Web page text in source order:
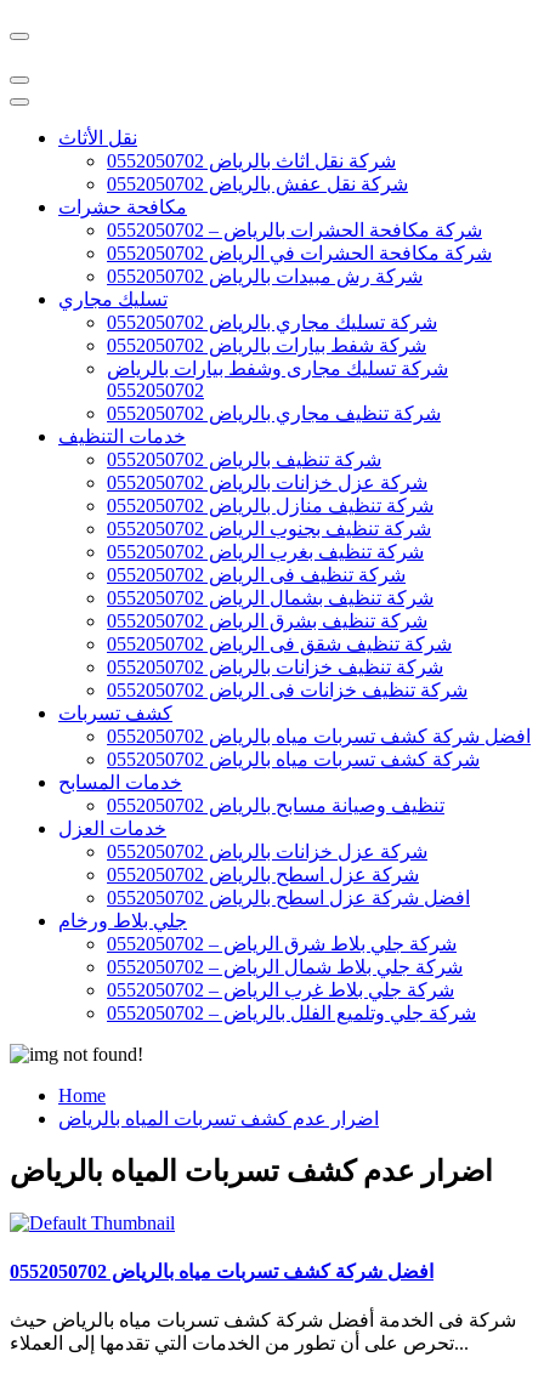
نقل الأثاث
شركة نقل اثاث بالرياض 0552050702
شركة نقل عفش بالرياض 0552050702
مكافحة حشرات
شركة مكافحة الحشرات بالرياض – 0552050702
شركة مكافحة الحشرات في الرياض 0552050702
شركة رش مبيدات بالرياض 0552050702
تسليك مجاري
شركة تسليك مجاري بالرياض 0552050702
شركة شفط بيارات بالرياض 0552050702
شركة تسليك مجارى وشفط بيارات بالرياض
0552050702
شركة تنظيف مجاري بالرياض 0552050702
خدمات التنظيف
شركة تنظيف بالرياض 0552050702
شركة عزل خزانات بالرياض 0552050702
شركة تنظيف منازل بالرياض 0552050702
شركة تنظيف بجنوب الرياض 0552050702
شركة تنظيف بغرب الرياض 0552050702
شركة تنظيف فى الرياض 0552050702
شركة تنظيف بشمال الرياض 0552050702
شركة تنظيف بشرق الرياض 0552050702
شركة تنظيف شقق فى الرياض 0552050702
شركة تنظيف خزانات بالرياض 0552050702
شركة تنظيف خزانات فى الرياض 0552050702
كشف تسربات
افضل شركة كشف تسربات مياه بالرياض 0552050702
شركة كشف تسربات مياه بالرياض 0552050702
خدمات المسابح
تنظيف وصيانة مسابح بالرياض 0552050702
خدمات العزل
شركة عزل خزانات بالرياض 0552050702
شركة عزل اسطح بالرياض 0552050702
افضل شركة عزل اسطح بالرياض 0552050702
جلي بلاط ورخام
شركة جلي بلاط شرق الرياض – 0552050702
شركة جلي بلاط شمال الرياض – 0552050702
شركة جلي بلاط غرب الرياض – 0552050702
شركة جلي وتلميع الفلل بالرياض – 0552050702
Home
اضرار عدم كشف تسربات المياه بالرياض
اضرار عدم كشف تسربات المياه بالرياض
افضل شركة كشف تسربات مياه بالرياض 0552050702
شركة فى الخدمة أفضل شركة كشف تسربات مياه بالرياض حيث
تحرص على أن تطور من الخدمات التي تقدمها إلى العملاء...